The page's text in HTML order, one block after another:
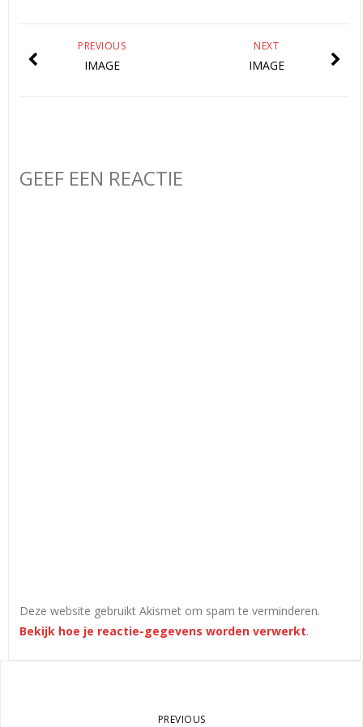
NEXT
IMAGE
PREVIOUS
IMAGE
GEEF EEN REACTIE
Deze website gebruikt Akismet om spam te verminderen.
Bekijk hoe je reactie-gegevens worden verwerkt.
PREVIOUS